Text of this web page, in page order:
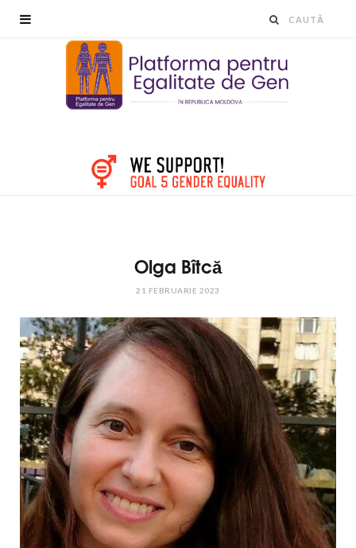
Olga Bîtcă
21 FEBRUARIE 2023